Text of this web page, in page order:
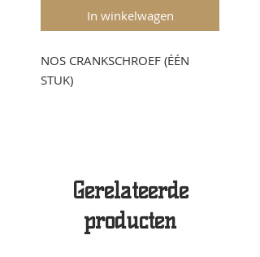
In winkelwagen
NOS CRANKSCHROEF (ÉÉN
STUK)
Gerelateerde
producten